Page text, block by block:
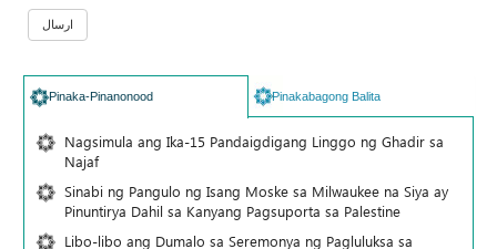
Pinaka-Pinanonood Pinakabagong Balita
Nagsimula ang Ika-15 Pandaigdigang Linggo ng Ghadir sa
Najaf
Sinabi ng Pangulo ng Isang Moske sa Milwaukee na Siya ay
Pinuntirya Dahil sa Kanyang Pagsuporta sa Palestine
Libo-libo ang Dumalo sa Seremonya ng Pagluluksa sa